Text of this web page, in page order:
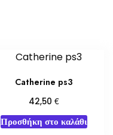
Catherine ps3
42,50€
Προσθήκη στο καλάθι